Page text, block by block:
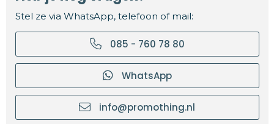
Stel ze via WhatsApp, telefoon of mail:
085 - 760 78 80
WhatsApp
info@promothing.nl